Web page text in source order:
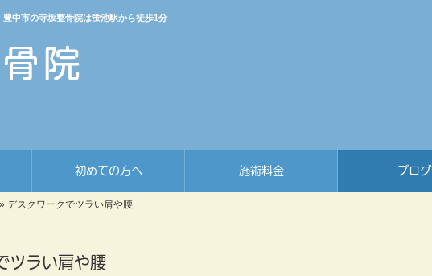
中市の寺坂整骨院は蛍池駅から徒歩1分
初めての方へ 施術料金 ブログ
» デスクワークでツラい肩や腰
ツラい肩や腰